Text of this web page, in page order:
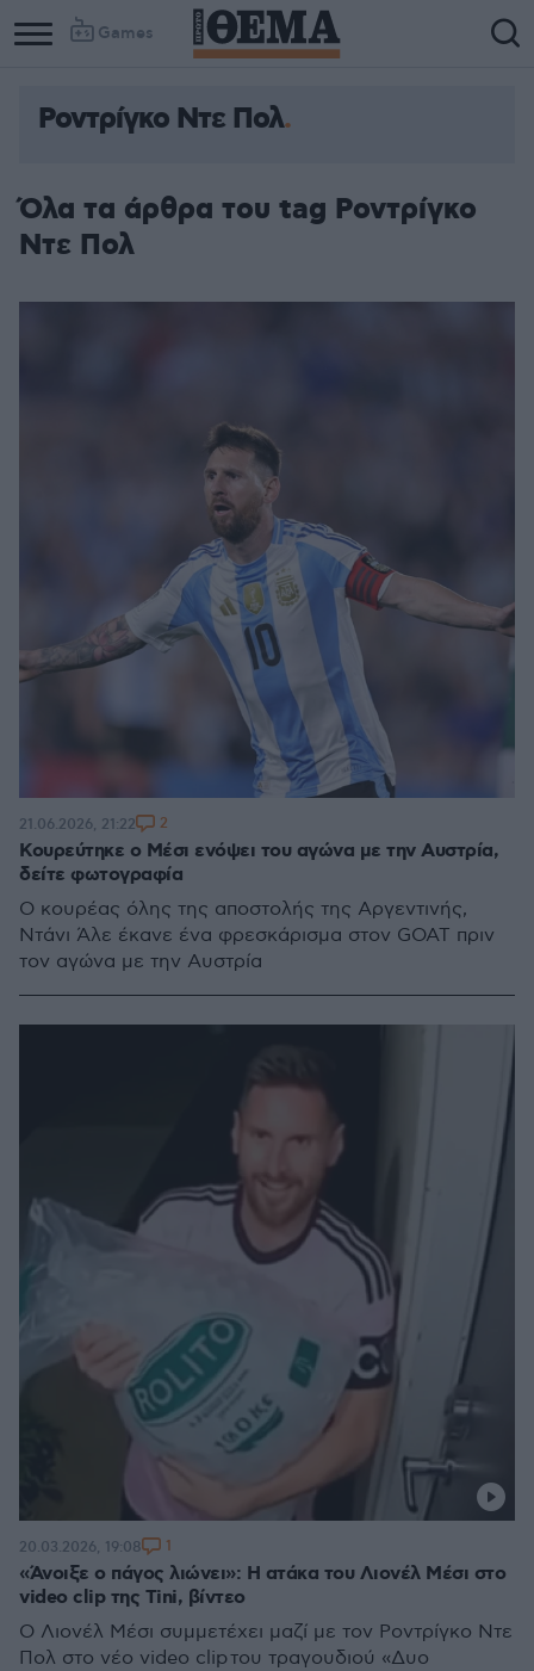
Games
Ροντρίγκο Ντε Πολ
Όλα τα άρθρα του tag Ροντρίγκο
Ντε Πολ
Κουρεύτηκε ο Μέσι ενόψει του αγώνα με την Αυστρία,
δείτε φωτογραφία
Ο κουρέας όλης της αποστολής της Αργεντινής,
Ντάνι Άλε έκανε ένα φρεσκάρισμα στον GOAT πριν
τον αγώνα με την Αυστρία
21.06.2026, 21:22 2
«Άνοιξε ο πάγος λιώνει»: Η ατάκα του Λιονέλ Μέσι στο
video clip της Tini, βίντεο
Ο Λιονέλ Μέσι συμμετέχει μαζί με τον Ροντρίγκο Ντε
Πολ στο νέο video clip του τραγουδιού «Δυο
20.03.2026, 19:08 1